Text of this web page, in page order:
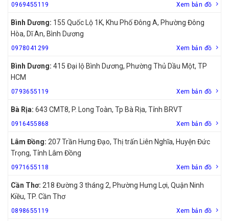
0969455119 Xem bản đồ
Bình Dương: 155 Quốc Lộ 1K, Khu Phố Đông A, Phường Đông
Hòa, Dĩ An, Bình Dương
0978041299 Xem bản đồ
Bình Dương: 415 Đại lộ Bình Dương, Phường Thủ Dầu Một, TP
HCM
0793655119 Xem bản đồ
Bà Rịa: 643 CMT8, P. Long Toàn, Tp Bà Rịa, Tỉnh BRVT
0916455868 Xem bản đồ
Lâm Đồng: 207 Trần Hưng Đạo, Thị trấn Liên Nghĩa, Huyện Đức
Trọng, Tỉnh Lâm Đồng
0971655118 Xem bản đồ
Cần Thơ: 218 Đường 3 tháng 2, Phường Hưng Lợi, Quận Ninh
Kiều, TP. Cần Thơ
0898655119 Xem bản đồ